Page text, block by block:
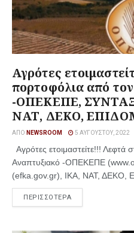
Αγρότες
πορτοφόλια από
-ΟΠΕΚΕΠΕ,
ΝΑΤ, ΔΕΚΟ,
ΑΠΌ NEWSROOM 5 ΑΥΓΟΎΣΤΟΥ, 2022
Αγρότες ετοιμαστείτε!!!
Αναπτυξιακό -ΟΠΕΚΕΠΕ
(efka.gov.gr), ΙΚΑ, ΝΑΤ, ΔΕΚΟ,
ΠΕΡΙΣΣΟΤΕΡΑ